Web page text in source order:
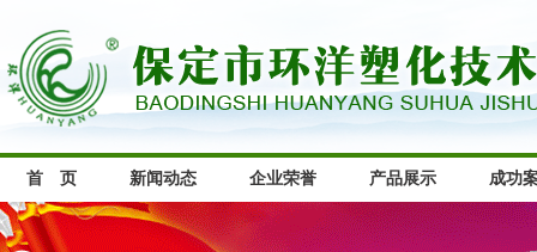
首 页 新闻动态 企业荣誉 产品展示 成功